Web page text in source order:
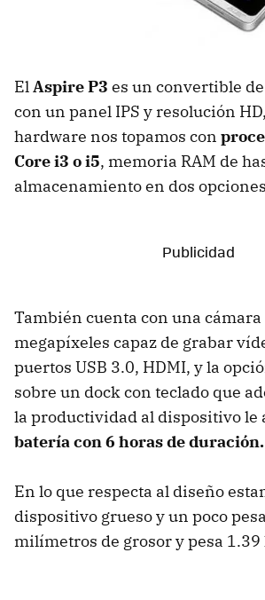
ElAspire P3 es un convertible
con un panel IPS y resolución
hardware nos topamos con
Core i3 o i5, memoria RAM de
almacenamiento en dos
También cuenta con una
megapíxeles capaz de grabar
puertos USB 3.0, HDMI, y la
sobre un dock con teclado que
la productividad al dispositivo le
batería con 6 horas de duración.
En lo que respecta al diseño
dispositivo grueso y un poco
milímetros de grosor y pesa